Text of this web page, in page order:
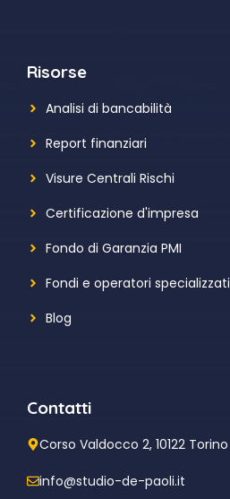
Risorse
Analisi di bancabilità
Report finanziari
Visure Centrali Rischi
Certificazione d'impresa
Fondo di Garanzia PMI
Fondi e operatori specializzati
Blog
Contatti
Corso Valdocco 2, 10122 Torino
info@studio-de-paoli.it